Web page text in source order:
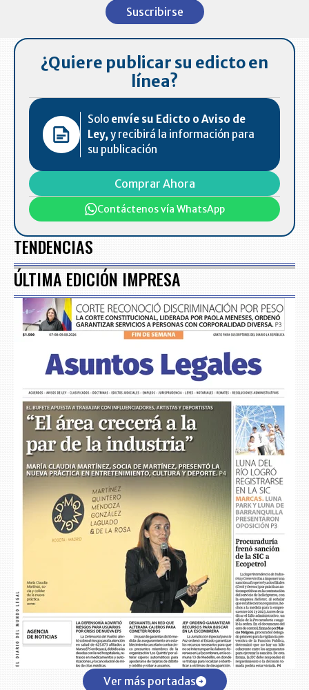
Suscribirse
¿Quiere publicar su edicto en
línea?
Solo envíe su Edicto o Aviso de
Ley,y recibirá la información para
su publicación
Comprar Ahora
Contáctenos vía WhatsApp
TENDENCIAS
ÚLTIMA EDICIÓN IMPRESA
Ver más portadas